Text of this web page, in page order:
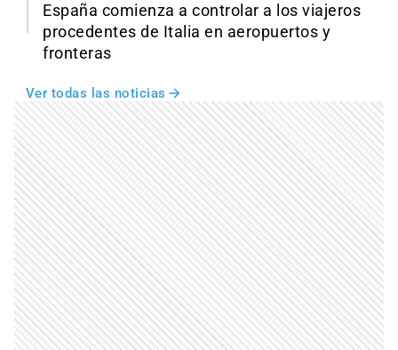
España comienza a controlar a los viajeros
procedentes de Italia en aeropuertos y
fronteras
Ver todas las noticias